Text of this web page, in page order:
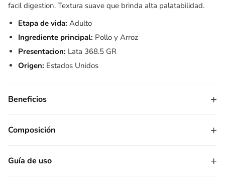
facil digestion. Textura suave que brinda alta palatabilidad.
Etapa de vida: Adulto
Ingrediente principal: Pollo y Arroz
Presentacion: Lata 368.5 GR
Origen: Estados Unidos
Beneficios +
Composición +
Guía de uso +